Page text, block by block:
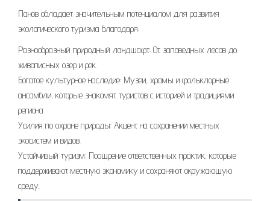
Панов обладает значительным потенциалом для развития
экологического туризма благодаря:
Разнообразный природный ландшафт: От заповедных лесов до
живописных озер и рек.
Богатое культурное наследие: Музеи, храмы и фольклорные
ансамбли, которые знакомят туристов с историей и традициями
региона.
Усилия по охране природы: Акцент на сохранении местных
экосистем и видов.
Устойчивый туризм: Поощрение ответственных практик, которые
поддерживают местную экономику и сохраняют окружающую
среду.